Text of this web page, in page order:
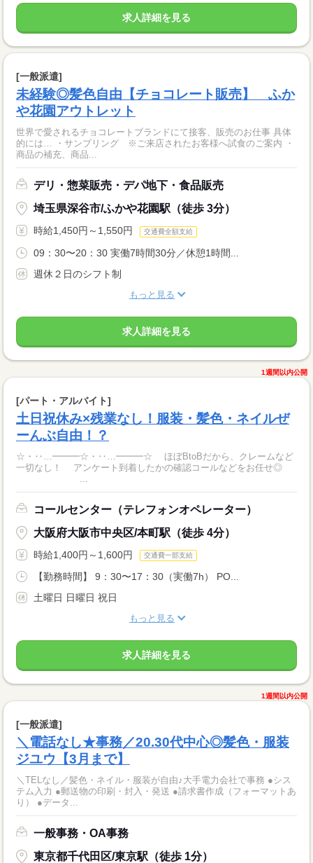
求人詳細を見る
[一般派遣]
未経験◎髪色自由【チョコレート販売】 ふか
や花園アウトレット
世界で愛されるチョコレートブランドにて接客、販売のお仕事 具体
的には… ・サンプリング ※ご来店されたお客様へ試食のご案内 ・
商品の補充、商品...
デリ・惣菜販売・デパ地下・食品販売
埼玉県深谷市/ふかや花園駅（徒歩 3分）
時給1,450円～1,550円 交通費全額支給
09：30〜20：30 実働7時間30分／休憩1時間...
週休２日のシフト制
もっと見る
求人詳細を見る
1週間以内公開
[パート・アルバイト]
土日祝休み×残業なし！服装・髪色・ネイルぜ
ーんぶ自由！？
☆・‥…━━━☆・‥…━━━☆ ほぼBtoBだから、クレームなど
一切なし！ アンケート到着したかの確認コールなどをお任せ◎
コールセンター（テレフォンオペレーター）
大阪府大阪市中央区/本町駅（徒歩 4分）
時給1,400円～1,600円 交通費一部支給
【勤務時間】 9：30〜17：30（実働7h） PO...
土曜日 日曜日 祝日
もっと見る
求人詳細を見る
1週間以内公開
[一般派遣]
＼電話なし★事務／20.30代中心◎髪色・服装
ジユウ【3月まで】
＼TELなし／髪色・ネイル・服装が自由♪大手電力会社で事務 ●シス
テム入力 ●郵送物の印刷・封入・発送 ●請求書作成（フォーマットあ
り） ●データ...
一般事務・OA事務
東京都千代田区/東京駅（徒歩 1分）